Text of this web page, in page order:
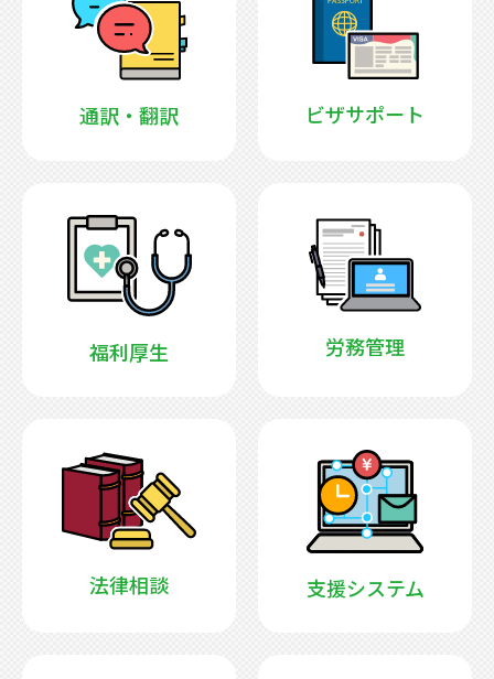
通訳・翻訳 ビザサポート
福利厚生 労務管理
法律相談 支援システム